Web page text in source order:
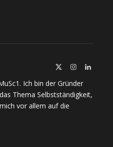
InstagramLinkedIn
Ich bin der Gründer
Thema Selbstständigkeit,
vor allem auf die